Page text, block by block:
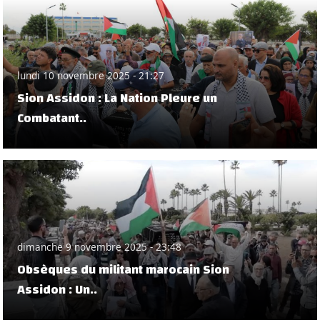
lundi 10 novembre 2025 - 21:27
Sion Assidon : La Nation Pleure un
Combatant..
dimanche 9 novembre 2025 - 23:48
Obsèques du militant marocain Sion
Assidon : Un..